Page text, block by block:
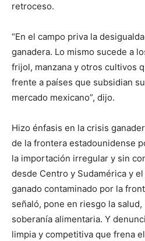
retroceso.
“En el campo priva la
ganadera. Lo mismo sucede a
frijol, manzana y otros cultivos
frente a países que subsidian
mercado mexicano”, dijo.
Hizo énfasis en la crisis
de la frontera estadounidense
la importación irregular y sin
desde Centro y Sudamérica y
ganado contaminado por la
señaló, pone en riesgo la
soberanía alimentaria. Y
limpia y competitiva que frena